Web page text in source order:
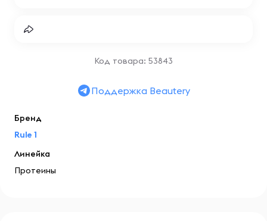
Код товара: 53843
Поддержка Beautery
Бренд
Rule 1
Линейка
Протеины